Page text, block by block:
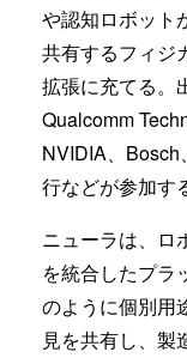
や認知ロボット
共有するフィジ
拡張に充てる。
Qualcomm
NVIDIA、Bosch
行などが参加す
ニューラは、ロ
を統合したプラ
のように個別用
見を共有し、製